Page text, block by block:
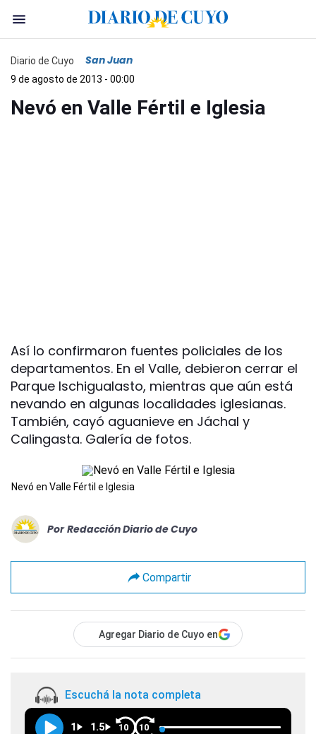
Diario de Cuyo San Juan
9 de agosto de 2013 - 00:00
Nevó en Valle Fértil e Iglesia
Así lo confirmaron fuentes policiales de los
departamentos. En el Valle, debieron cerrar el
Parque Ischigualasto, mientras que aún está
nevando en algunas localidades iglesianas.
También, cayó aguanieve en Jáchal y
Calingasta. Galería de fotos.
Nevó en Valle Fértil e Iglesia
Por Redacción Diario de Cuyo
Compartir
Agregar Diario de Cuyo en
Escuchá la nota completa
1 1.5 10 10